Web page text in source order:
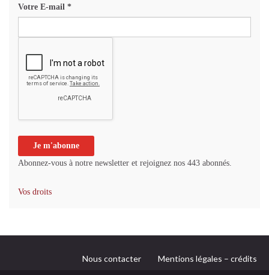
Votre E-mail *
Abonnez-vous à notre newsletter et rejoignez nos 443 abonnés.
Vos droits
Nous contacter Mentions légales – crédits